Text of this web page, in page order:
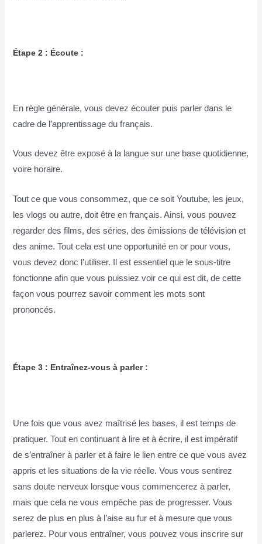
Étape 2 : Écoute :
En règle générale, vous devez écouter puis parler dans le
cadre de l’apprentissage du français.
Vous devez être exposé à la langue sur une base quotidienne,
voire horaire.
Tout ce que vous consommez, que ce soit Youtube, les jeux,
les vlogs ou autre, doit être en français. Ainsi, vous pouvez
regarder des films, des séries, des émissions de télévision et
des anime. Tout cela est une opportunité en or pour vous,
vous devez donc l’utiliser. Il est essentiel que le sous-titre
fonctionne afin que vous puissiez voir ce qui est dit, de cette
façon vous pourrez savoir comment les mots sont
prononcés.
Étape 3 : Entraînez-vous à parler :
Une fois que vous avez maîtrisé les bases, il est temps de
pratiquer. Tout en continuant à lire et à écrire, il est impératif
de s’entraîner à parler et à faire le lien entre ce que vous avez
appris et les situations de la vie réelle. Vous vous sentirez
sans doute nerveux lorsque vous commencerez à parler,
mais que cela ne vous empêche pas de progresser. Vous
serez de plus en plus à l’aise au fur et à mesure que vous
parlerez. Pour vous entraîner, vous pouvez vous inscrire sur